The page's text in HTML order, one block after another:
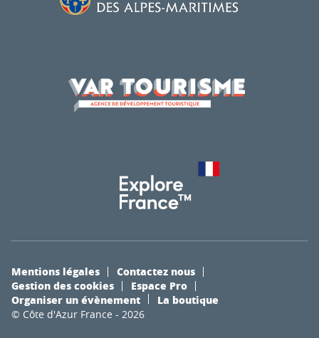
© Côte d'Azur France - 2026
Mentions légales
Contactez nous
Gestion des cookies
Espace Pro
Organiser un évènement
La boutique